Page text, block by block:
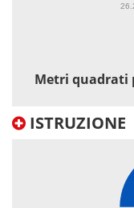
Metri quadrati
ISTRUZIONE